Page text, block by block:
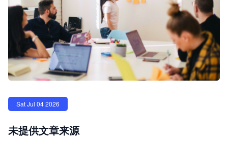
Sat Jul 04 2026
未提供文章来源